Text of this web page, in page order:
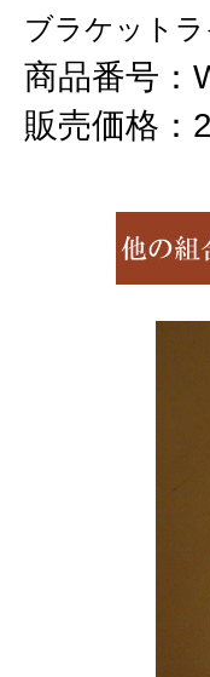
ブラケットラ
商品番号：
販売価格：